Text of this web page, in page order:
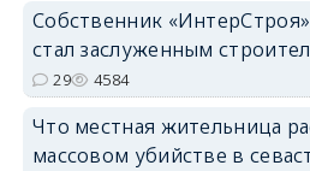
Собственник
стал заслуженным
29 4584
Что местная жительница
массовом убийстве в